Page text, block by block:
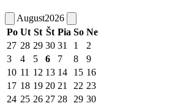
August2026
Po Ut St Št Pia So Ne
27 28 29 30 31 1
2
3
4 5 6 7 8
9
10 11 12 13 14 15 16
17 18 19 20 21 22 23
24 25 26 27 28 29 30